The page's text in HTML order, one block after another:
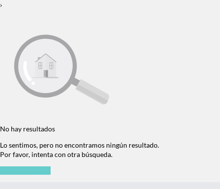
›
No hay resultados
Lo sentimos, pero no encontramos ningún resultado.
Por favor, intenta con otra búsqueda.